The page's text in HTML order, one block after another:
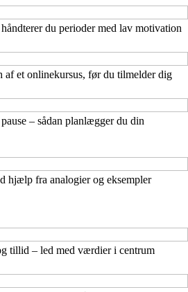
du perioder med lav motivation
af et onlinekursus, før du tilmelder dig
– sådan planlægger du din
hjælp fra analogier og eksempler
tillid – led med værdier i centrum